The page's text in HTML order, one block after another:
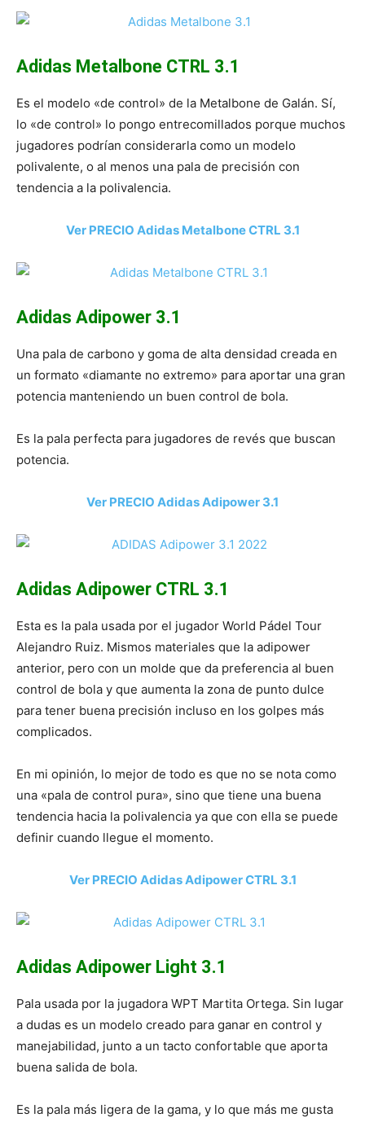
Adidas Metalbone CTRL 3.1
Es el modelo «de control» de la Metalbone de Galán. Sí,
lo «de control» lo pongo entrecomillados porque muchos
jugadores podrían considerarla como un modelo
polivalente, o al menos una pala de precisión con
tendencia a la polivalencia.
Ver PRECIO Adidas Metalbone CTRL 3.1
Adidas Adipower 3.1
Una pala de carbono y goma de alta densidad creada en
un formato «diamante no extremo» para aportar una gran
potencia manteniendo un buen control de bola.
Es la pala perfecta para jugadores de revés que buscan
potencia.
Ver PRECIO Adidas Adipower 3.1
Adidas Adipower CTRL 3.1
Esta es la pala usada por el jugador World Pádel Tour
Alejandro Ruiz. Mismos materiales que la adipower
anterior, pero con un molde que da preferencia al buen
control de bola y que aumenta la zona de punto dulce
para tener buena precisión incluso en los golpes más
complicados.
En mi opinión, lo mejor de todo es que no se nota como
una «pala de control pura», sino que tiene una buena
tendencia hacia la polivalencia ya que con ella se puede
definir cuando llegue el momento.
Ver PRECIO Adidas Adipower CTRL 3.1
Adidas Adipower Light 3.1
Pala usada por la jugadora WPT Martita Ortega. Sin lugar
a dudas es un modelo creado para ganar en control y
manejabilidad, junto a un tacto confortable que aporta
buena salida de bola.
Es la pala más ligera de la gama, y lo que más me gusta